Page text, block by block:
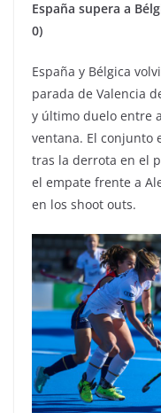
España supera a
0)
España y Bélgica
parada de Valencia
y último duelo entre
ventana. El conjunto
tras la derrota en el
el empate frente a
en los shoot outs.